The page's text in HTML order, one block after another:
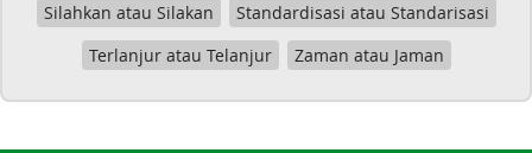
Silahkan atau Silakan
Standardisasi atau Standarisasi
Terlanjur atau Telanjur
Zaman atau Jaman